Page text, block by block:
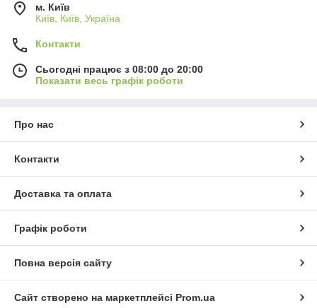
м. Київ
Київ, Київ, Україна
Контакти
Сьогодні працює з 08:00 до 20:00
Показати весь графік роботи
Про нас
Контакти
Доставка та оплата
Графік роботи
Повна версія сайту
Сайт створено на маркетплейсі Prom.ua